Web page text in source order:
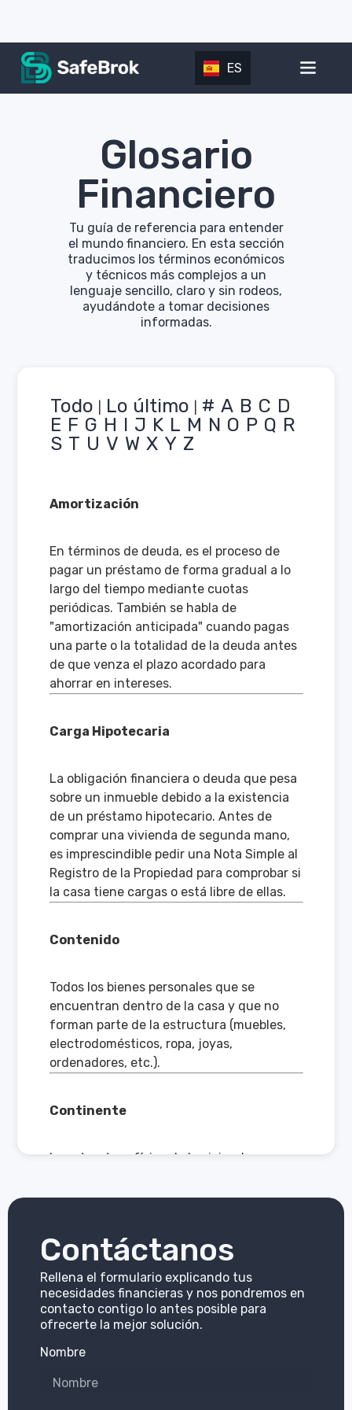
ES
Glosario
Financiero
Tu guía de referencia para entender
el mundo financiero. En esta sección
traducimos los términos económicos
y técnicos más complejos a un
lenguaje sencillo, claro y sin rodeos,
ayudándote a tomar decisiones
informadas.
Todo Lo último # A B C D
E F G H I J K L M N O P Q R
S T U V W X Y Z
Amortización
En términos de deuda, es el proceso de
pagar un préstamo de forma gradual a lo
largo del tiempo mediante cuotas
periódicas. También se habla de
"amortización anticipada" cuando pagas
una parte o la totalidad de la deuda antes
de que venza el plazo acordado para
ahorrar en intereses.
Carga Hipotecaria
La obligación financiera o deuda que pesa
sobre un inmueble debido a la existencia
de un préstamo hipotecario. Antes de
comprar una vivienda de segunda mano,
es imprescindible pedir una Nota Simple al
Registro de la Propiedad para comprobar si
la casa tiene cargas o está libre de ellas.
Contenido
Todos los bienes personales que se
encuentran dentro de la casa y que no
forman parte de la estructura (muebles,
electrodomésticos, ropa, joyas,
ordenadores, etc.).
Continente
La estructura física de la vivienda
ventanas y elementos fijos de la
Crowdlending
El crowdlending es un mecanismo de
financiación colectiva por el que pequeños
inversores prestan su dinero a una
inversión en un futuro sumada al pago de
Contáctanos
Rellena el formulario explicando tus
necesidades financieras y nos pondremos en
contacto contigo lo antes posible para
ofrecerte la mejor solución.
Nombre